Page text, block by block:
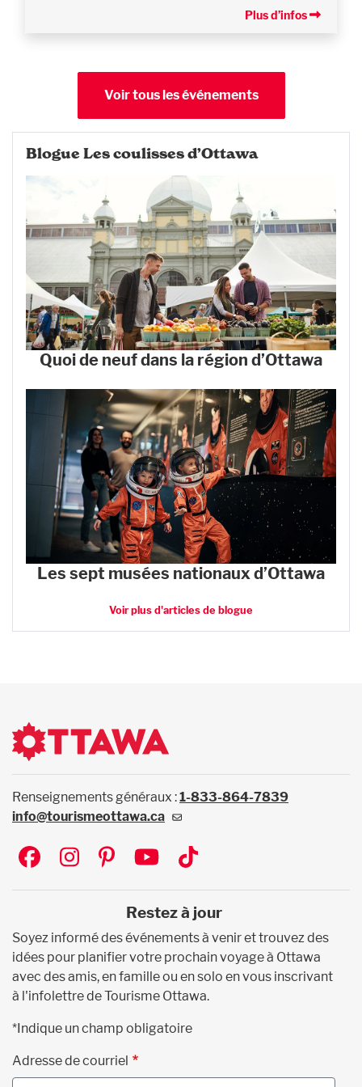
Plus d’infos
Voir tous les événements
Blogue Les coulisses d’Ottawa
Quoi de neuf dans la région d’Ottawa
Les sept musées nationaux d’Ottawa
Voir plus d'articles de blogue
Renseignements généraux :1-833-864-7839
info@tourismeottawa.ca
Social
Restez à jour
Soyez informé des événements à venir et trouvez des
idées pour planifier votre prochain voyage à Ottawa
avec des amis, en famille ou en solo en vous inscrivant
à l'infolettre de Tourisme Ottawa.
*Indique un champ obligatoire
Adresse de courriel